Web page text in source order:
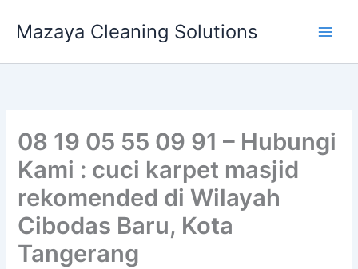
Mazaya Cleaning Solutions
08 19 05 55 09 91 – Hubungi
Kami : cuci karpet masjid
rekomended di Wilayah
Cibodas Baru, Kota
Tangerang